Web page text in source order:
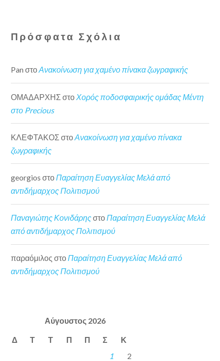
Πρόσφατα Σχόλια
Pan στοΑνακοίνωση για χαμένο πίνακα ζωγραφικής
ΟΜΑΔΑΡΧΗΣ στο Χορός ποδοσφαιρικής ομάδας Μέντη
στο Precious
ΚΛΕΦΤΑΚΟΣ στοΑνακοίνωση για χαμένο πίνακα
ζωγραφικής
georgios στοΠαραίτηση Ευαγγελίας Μελά από
αντιδήμαρχος Πολιτισμού
Παναγιώτης ΚονιδάρηςστοΠαραίτηση Ευαγγελίας Μελά
από αντιδήμαρχος Πολιτισμού
παραόμιλος στοΠαραίτηση Ευαγγελίας Μελά από
αντιδήμαρχος Πολιτισμού
Αύγουστος 2026
Δ Τ Τ Π Π Σ Κ
1
2